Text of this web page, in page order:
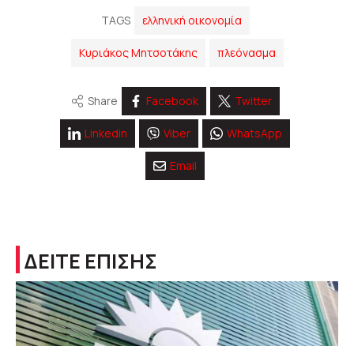
TAGS ελληνική οικονομία
Κυριάκος Μητσοτάκης πλεόνασμα
Share Facebook Twitter
Linkedin Viber WhatsApp
Email
ΔΕΙΤΕ ΕΠΙΣΗΣ